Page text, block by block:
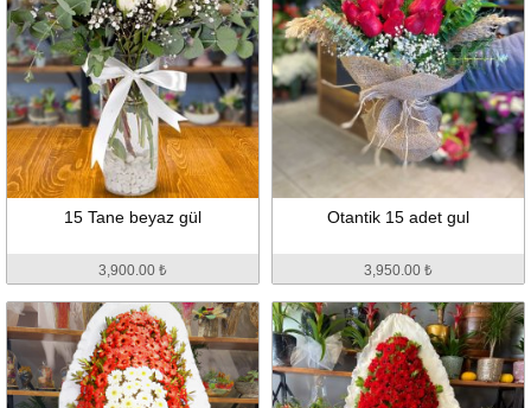
15 Tane beyaz gül
3,900.00 ₺
Otantik 15 adet gul
3,950.00 ₺